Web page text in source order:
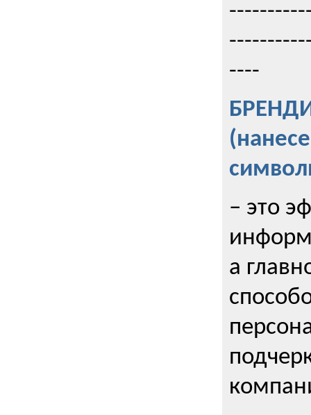
----
– это
а